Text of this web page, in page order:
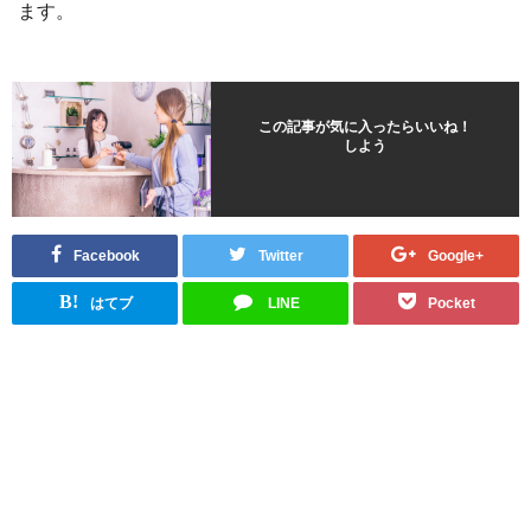
ます。
この記事が気に入ったらいいね！
しよう
Facebook Twitter Google+
B! はてブ LINE Pocket